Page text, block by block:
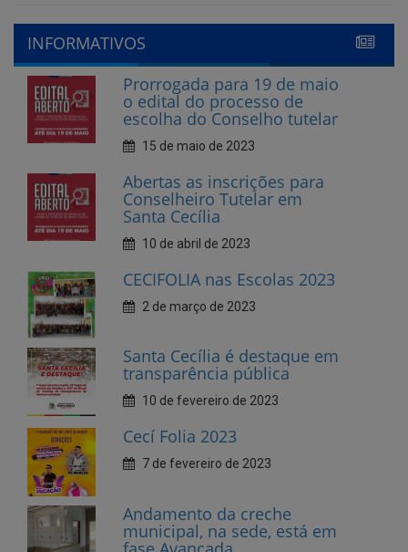
o edital do processo de
escolha do Conselho tutelar
15 de maio de 2023
Abertas as inscrições para
Conselheiro Tutelar em
Santa Cecília
CECIFOLIA nas Escolas 2023
2 de março de 2023
Santa Cecília é destaque em
transparência pública
Cecí Folia 2023
7 de fevereiro de 2023
Andamento da creche
fase Avançada
Dia do Dentista, parabéns!